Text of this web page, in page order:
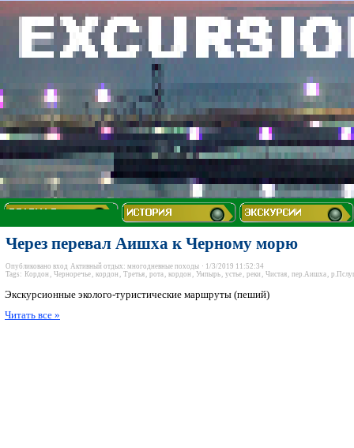
Через перевал Аишха к Черному морю
Опубликовано вход Активный отдых: многодневные походы · 1/3/2019 11:52:34
Tags: Кордон, Черноречье, кордон, Третья, рота, кордон, Умпырь, устье, реки, Чистая, пер.Аишха,
Экскурсионные эколого-туристические маршруты (пеший)
Читать все »